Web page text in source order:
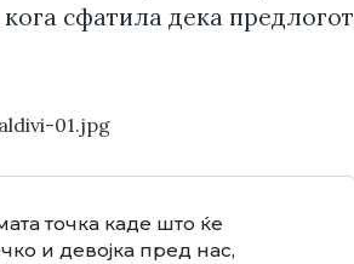
сфатила дека предлогот
точка каде што ќе
и девојка пред нас,